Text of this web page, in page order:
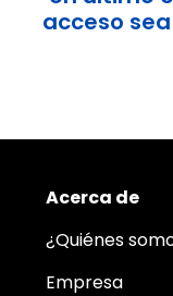
acceso
Acerca de
¿Quiénes
Empresa